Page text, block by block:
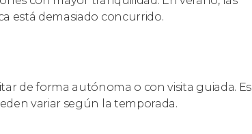
está demasiado concurrido.
de forma autónoma o con visita guiada. Es
variar según la temporada.